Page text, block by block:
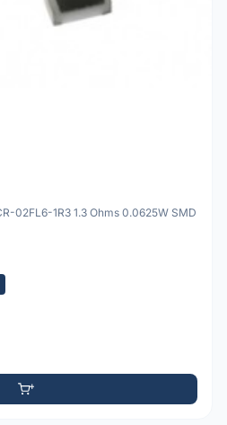
02FL6-1R3 1.3 Ohms 0.0625W SMD